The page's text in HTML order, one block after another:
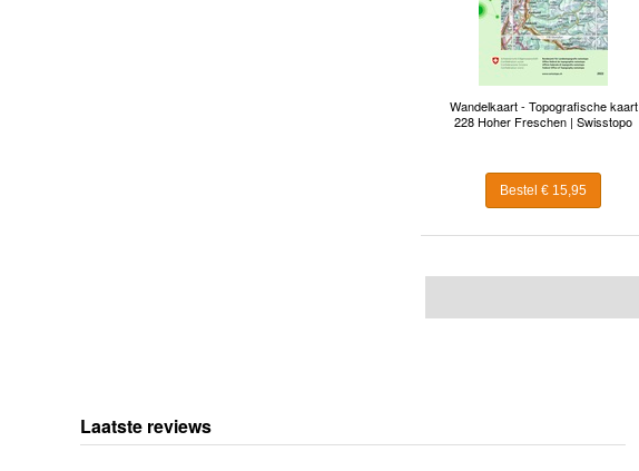
Wandelkaart - Topografische kaart
228 Hoher Freschen | Swisstopo
Bestel € 15,95
Laatste reviews